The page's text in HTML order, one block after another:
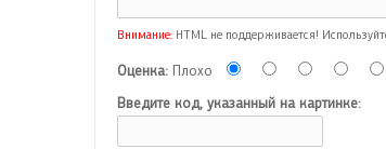
Внимание: HTML не поддерживается!
Оценка: Плохо
Введите код, указанный на картинке: